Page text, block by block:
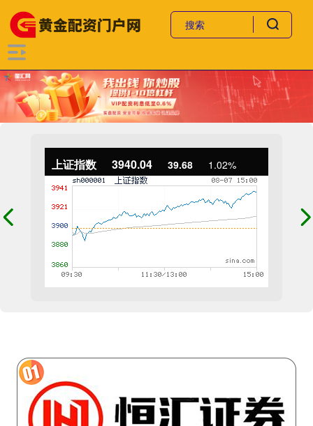
上证指数 3940.04 39.68 1.02%